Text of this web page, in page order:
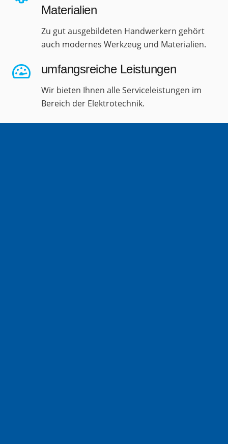
Materialien
Zu gut ausgebildeten Handwerkern gehört
auch modernes Werkzeug und Materialien.
umfangsreiche Leistungen
Wir bieten Ihnen alle Serviceleistungen im
Bereich der Elektrotechnik.